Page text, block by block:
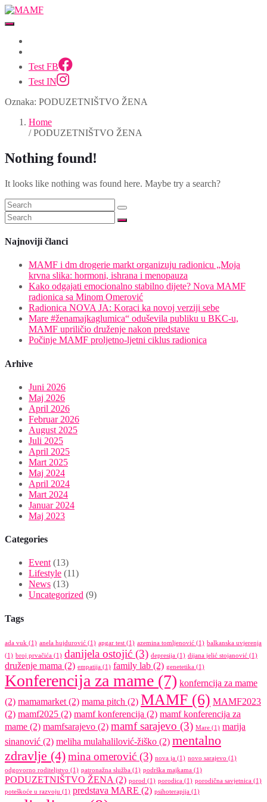
Test FB
Test IN
Oznaka: PODUZETNIŠTVO ŽENA
Home
/ PODUZETNIŠTVO ŽENA
Nothing found!
It looks like nothing was found here. Maybe try a search?
Najnoviji članci
MAMF i dm drogerie markt organizuju radionicu „Moja
krvna slika: hormoni, ishrana i menopauza
Kako odgajati emocionalno stabilno dijete? Nova MAMF
radionica sa Minom Omerović
Radionica NOVA JA: Koraci ka novoj verziji sebe
Mare #ženamajkaglumica“ oduševila publiku u BKC-u,
MAMF upriličio druženje nakon predstave
Počinje MAMF proljetno-ljetni ciklus radionica
Arhive
Juni 2026
Maj 2026
April 2026
Februar 2026
August 2025
Juli 2025
April 2025
Mart 2025
Maj 2024
April 2024
Mart 2024
Januar 2024
Maj 2023
Categories
Event(13)
Lifestyle (11)
News (13)
Uncategorized (9)
Tags
ada vuk (1) anela hujdurović (1) apgar test (1) azemina tomljenović (1) balkanska uvjerenja
(1) broj prvačića (1) danijela ostojić (3) depresija (1) dijana jelić stojanović (1)
druženje mama (2) empatija (1) family lab (2) genetetika (1)
Konferencija za mame (7) konferncija za mame
(2) mamamarket (2) mama pitch (2) MAMF (6) MAMF2023
(2) mamf2025 (2) mamf konferencija (2) mamf konferencija za
mame (2) mamfsarajevo (2) mamf sarajevo (3) Mare (1) marija
sinanović (2) meliha mulahalilović-žiško (2) mentalno
zdravlje (4)mina omerović (3) nova ja (1) novo sarajevo (1)
odgovorno roditeljstvo (1) patronažna služba (1) podrška majkama (1)
PODUZETNIŠTVO ŽENA (2) porod (1) porodica (1) porodična savjetnica (1)
poteškoće u razvoju (1) predstava MARE (2) psihoterapija (1)